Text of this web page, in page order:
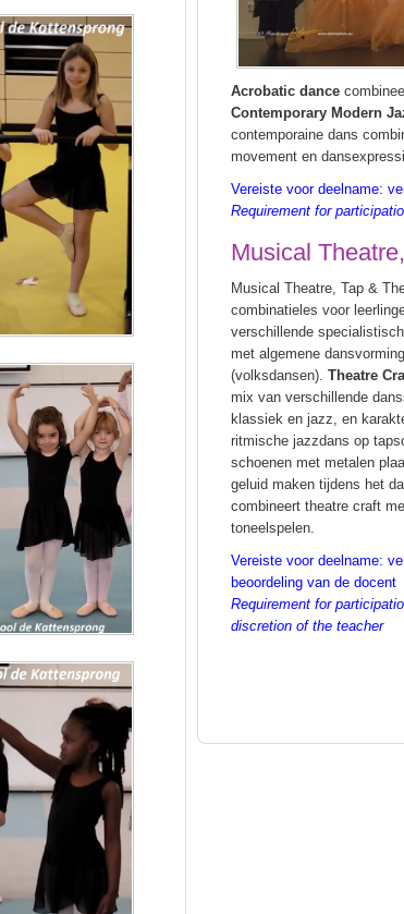
Acrobatic dance
Contemporary Modern
contemporaine dans
movement en
Vereiste voor deelname:
Requirement for
Musical
Musical Theatre, Tap &
combinatieles voor
verschillende
met algemene
(volksdansen). Theatre
mix van verschillende
klassiek en jazz, en
ritmische jazzdans op
schoenen met metalen
geluid maken tijdens het
combineert theatre craft
toneelspelen.
Vereiste voor deelname:
beoordeling van de docent
Requirement for
discretion of the teacher